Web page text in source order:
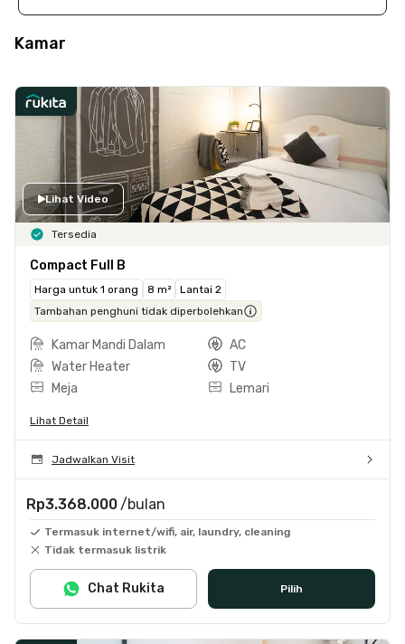
Kamar
Lihat Video
Tersedia
Compact Full B
Harga untuk 1 orang 8 m²
Lantai 2
Tambahan penghuni tidak diperbolehkan
Kamar Mandi Dalam
AC
Water Heater
TV
Meja
Lemari
Lihat Detail
Jadwalkan Visit
Rp3.368.000 /bulan
Termasuk internet/wifi, air, laundry, cleaning
Tidak termasuk listrik
Pilih
Chat Rukita